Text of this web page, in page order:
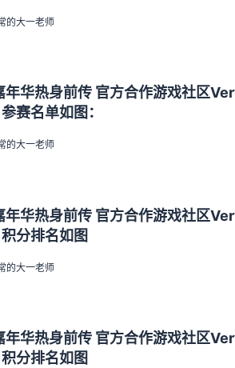
的大一老师
年华热身前传 官方合作游戏社区
赛名单如图：
的大一老师
年华热身前传 官方合作游戏社区
分排名如图
的大一老师
年华热身前传 官方合作游戏社区
分排名如图